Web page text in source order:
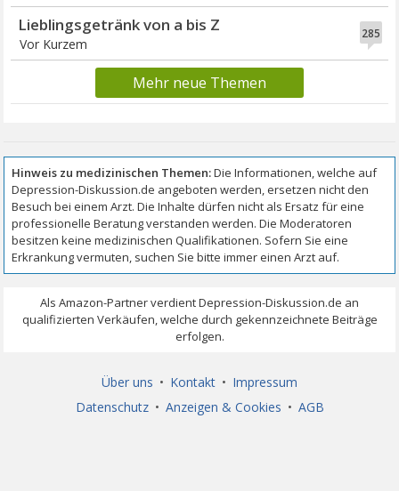
285
Lieblingsgetränk von a bis Z
Vor Kurzem
Mehr neue Themen
Über uns • Kontakt • Impressum
Datenschutz • Anzeigen & Cookies • AGB